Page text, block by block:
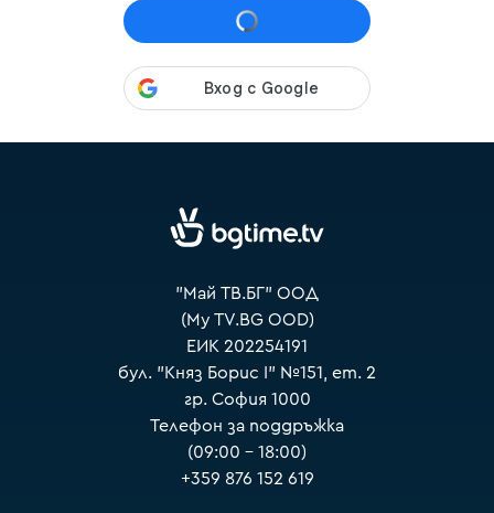
"Май ТВ.БГ" ООД
(My TV.BG OOD)
ЕИК 202254191
бул. "Княз Борис I" №151, ет. 2
гр. София 1000
Телефон за поддръжка
(09:00 – 18:00)
+359 876 152 619